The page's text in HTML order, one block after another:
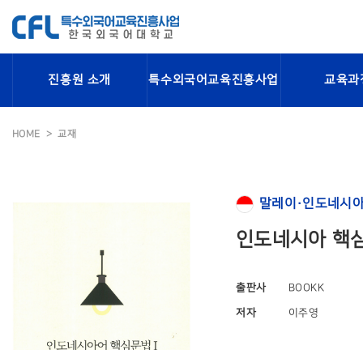
진흥원 소개 특수외국어교육진흥사업 교육과
HOME 교재
말레이·인도네시
인도네시아 핵
출판사 BOOKK
저자 이주영